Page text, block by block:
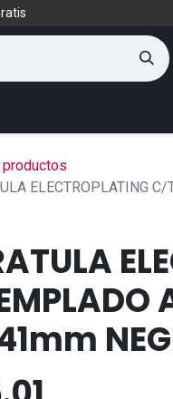
ELECTROPLATING